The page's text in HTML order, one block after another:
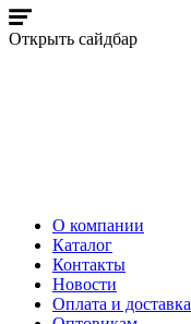
Открыть сайдбар
О компании
Каталог
Контакты
Новости
Оплата и доставка